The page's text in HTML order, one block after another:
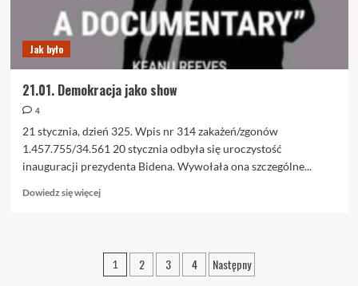
Jak było
21.01. Demokracja jako show
4
21 stycznia, dzień 325. Wpis nr 314 zakażeń/zgonów
1.457.755/34.561 20 stycznia odbyła się uroczystość
inauguracji prezydenta Bidena. Wywołała ona szczególne...
Dowiedz się więcejDowiedz
21.01.
Demokracja
Stronicowanie
1 2 3 4 Następny